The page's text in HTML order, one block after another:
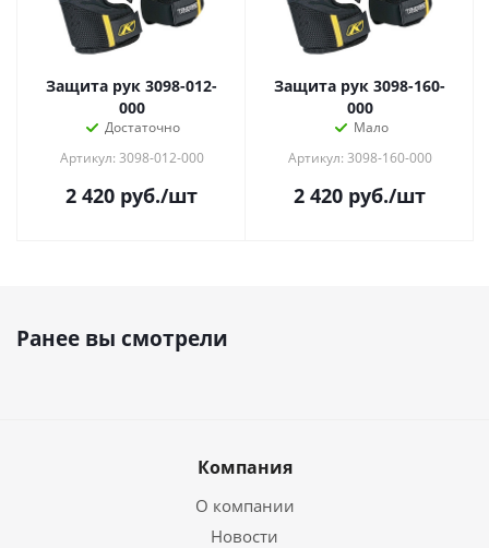
Защита рук 3098-012-
000
Достаточно
Артикул: 3098-012-000
2 420 руб./шт
Защита рук 3098-160-
000
Мало
Артикул: 3098-160-000
2 420 руб./шт
Ранее вы смотрели
Компания
О компании
Новости